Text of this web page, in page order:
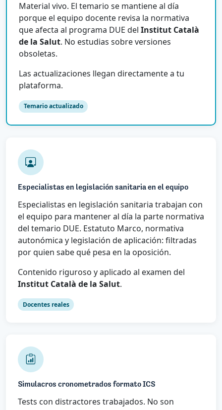
Material vivo. El temario se mantiene al día
porque el equipo docente revisa la normativa
que afecta al programa DUE del Institut Català
de la Salut. No estudias sobre versiones
obsoletas.
Las actualizaciones llegan directamente a tu
plataforma.
Temario actualizado
Especialistas en legislación sanitaria en el equipo
Especialistas en legislación sanitaria trabajan con
el equipo para mantener al día la parte normativa
del temario DUE. Estatuto Marco, normativa
autonómica y legislación de aplicación: filtradas
por quien sabe qué pesa en la oposición.
Contenido riguroso y aplicado al examen del
Institut Català de la Salut.
Docentes reales
Simulacros cronometrados formato ICS
Tests con distractores trabajados. No son